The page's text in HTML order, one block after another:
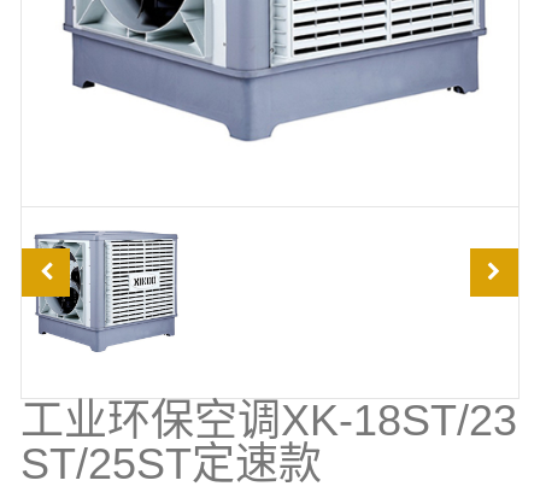
工业环保空调XK-18ST/23
ST/25ST定速款